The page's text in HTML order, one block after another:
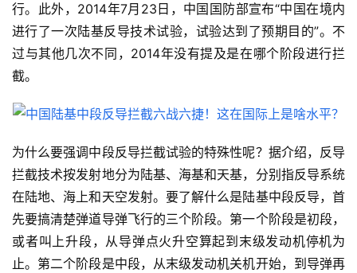
行。此外，2014年7月23日，中国国防部宣布“中国在境内
进行了一次陆基反导技术试验，试验达到了预期目的”。不
过与其他几次不同，2014年没有提及是在哪个阶段进行拦
截。
为什么要强调中段反导拦截试验的特殊性呢？据介绍，反导
拦截技术按发射地分为陆基、海基和天基，分别指反导系统
在陆地、海上和天空发射。要了解什么是陆基中段反导，首
先要搞清楚弹道导弹飞行的三个阶段。第一个阶段是初段，
或者叫上升段，从导弹点火升空算起到末级发动机停机为
止。第二个阶段是中段，从末级发动机关机开始，到导弹再